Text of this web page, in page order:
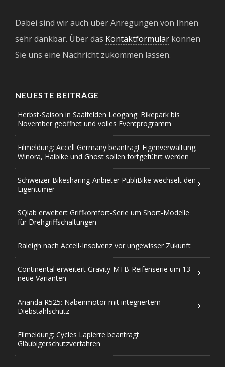
Dabei sind wir auch über Anregungen von Ihnen
sehr dankbar. Über das Kontaktformular können
Sie uns eine Nachricht zukommen lassen.
NEUESTE BEITRÄGE
Herbst-Saison in Saalfelden Leogang: Bikepark bis
November geöffnet und volles Eventprogramm
Eilmeldung: Accell Germany beantragt Eigenverwaltung;
Winora, Haibike und Ghost sollen fortgeführt werden
Schweizer Bikesharing-Anbieter PubliBike wechselt den
Eigentümer
SQlab erweitert Griffkomfort-Serie um Short-Modelle
für Drehgriffschaltungen
Raleigh nach Accell-Insolvenz vor ungewisser Zukunft
Continental erweitert Gravity-MTB-Reifenserie um 13
neue Varianten
Ananda R525: Nabenmotor mit integriertem
Diebstahlschutz
Eilmeldung: Cycles Lapierre beantragt
Gläubigerschutzverfahren